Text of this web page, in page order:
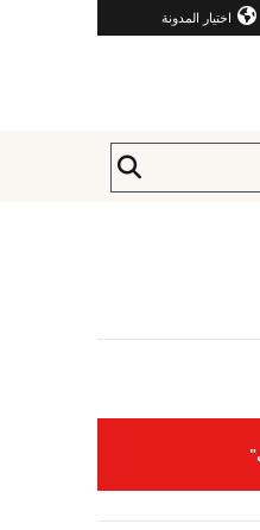
اختيار المدونة